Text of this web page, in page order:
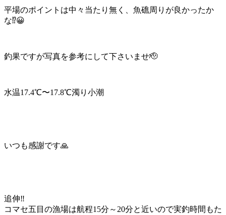
平場のポイントは中々当たり無く、魚礁周りが良かったか
な⁉️😀
釣果ですが写真を参考にして下さいませ🫡
水温17.4℃〜17.8℃濁り小潮
いつも感謝です🙏
追伸‼️
コマセ五目の漁場は航程15分～20分と近いので実釣時間もた